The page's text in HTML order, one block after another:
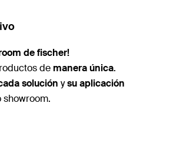
de fischer!
de manera única.
solución ysu aplicación
showroom.